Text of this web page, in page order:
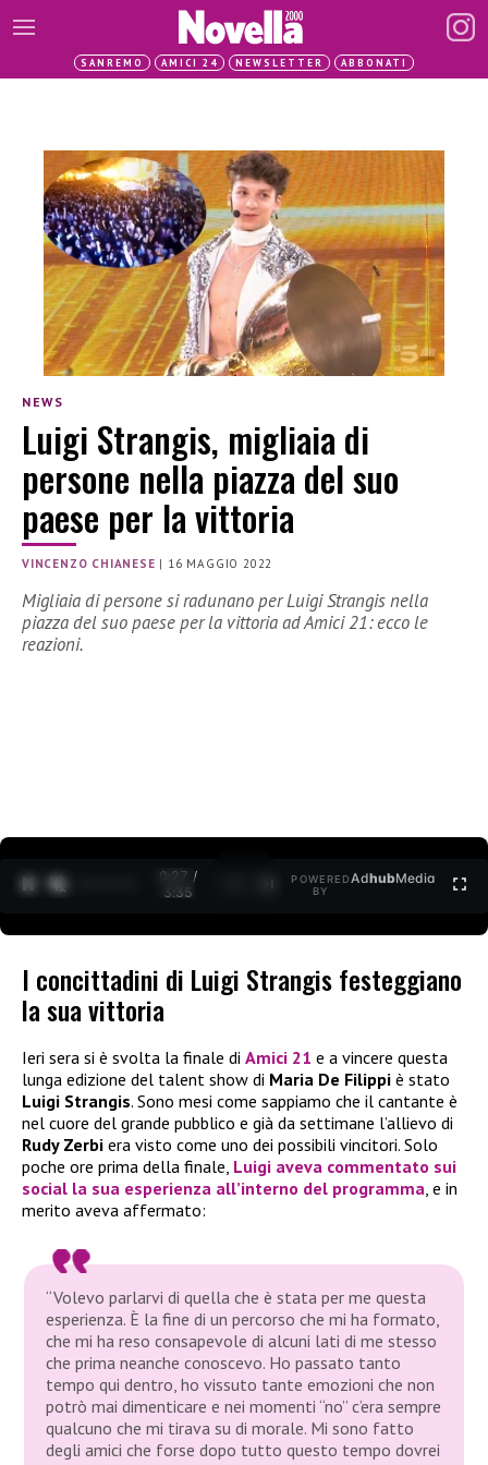
SANREMO AMICI 24 NEWSLETTER ABBONATI
NEWS
Luigi Strangis, migliaia di
persone nella piazza del suo
paese per la vittoria
VINCENZO CHIANESE | 16 MAGGIO 2022
Migliaia di persone si radunano per Luigi Strangis nella
piazza del suo paese per la vittoria ad Amici 21: ecco le
reazioni.
0:27 /
3:35
POWERED
BY
AdhubMedia
I concittadini di Luigi Strangis festeggiano
la sua vittoria
Ieri sera si è svolta la finale di Amici 21 e a vincere questa
lunga edizione del talent show di Maria De Filippi è stato
Luigi Strangis. Sono mesi come sappiamo che il cantante è
nel cuore del grande pubblico e già da settimane l’allievo di
Rudy Zerbi era visto come uno dei possibili vincitori. Solo
poche ore prima della finale, Luigi aveva commentato sui
social la sua esperienza all’interno del programma, e in
merito aveva affermato:
“Volevo parlarvi di quella che è stata per me questa
esperienza. È la fine di un percorso che mi ha formato,
che mi ha reso consapevole di alcuni lati di me stesso
che prima neanche conoscevo. Ho passato tanto
tempo qui dentro, ho vissuto tante emozioni che non
potrò mai dimenticare e nei momenti “no” c’era sempre
qualcuno che mi tirava su di morale. Mi sono fatto
degli amici che forse dopo tutto questo tempo dovrei